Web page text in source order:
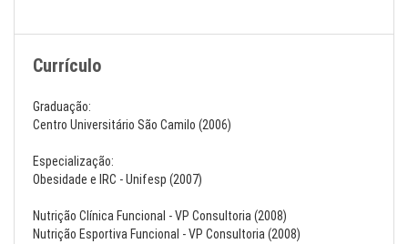
Currículo
Graduação:
Centro Universitário São Camilo (2006)
Especialização:
Obesidade e IRC - Unifesp (2007)
Nutrição Clínica Funcional - VP Consultoria (2008)
Nutrição Esportiva Funcional - VP Consultoria (2008)